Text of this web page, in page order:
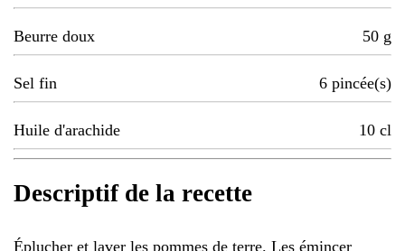
Beurre doux 50 g
Sel fin 6 pincée(s)
Huile d'arachide 10 cl
Descriptif de la recette
Éplucher et laver les pommes de terre. Les émincer